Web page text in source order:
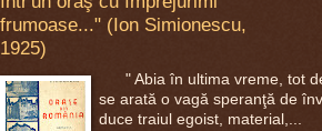
frumoase..." (Ion Simionescu,
1925)
" Abia în ultima vreme, tot
se arată o vagă speranţă de
duce traiul egoist, material,...